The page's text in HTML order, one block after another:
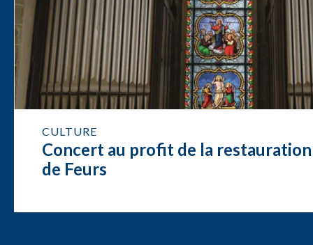
CULTURE
Concert au profit de la restauration
de Feurs